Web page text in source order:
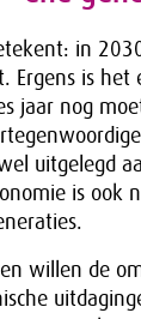
in
Ergens is
jaar nog
uitgelegd
is ook
willen de